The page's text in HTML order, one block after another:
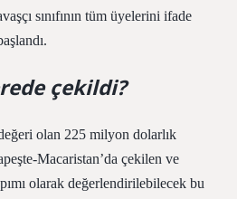
sınıfının tüm üyelerini ifade
çekildi?
olan 225 milyon dolarlık
Macaristan’da çekilen ve
olarak değerlendirilebilecek bu